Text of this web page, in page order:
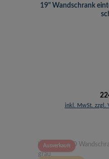
19" Wandschrank
inkl. MwSt. zzgl.
Ausverkauft